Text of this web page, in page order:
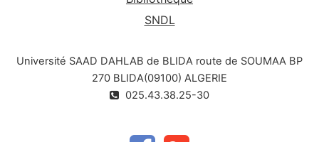
SNDL
Université SAAD DAHLAB de BLIDA route de SOUMAA BP
270 BLIDA(09100) ALGERIE
025.43.38.25-30